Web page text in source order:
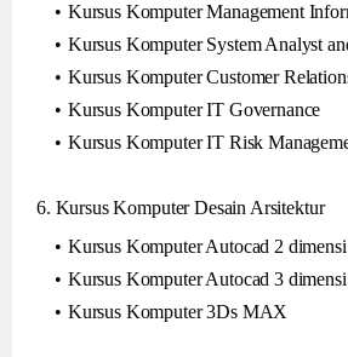
Kursus Komputer Management
Kursus Komputer System Analyst
Kursus Komputer Customer
Kursus Komputer IT Governance
Kursus Komputer IT Risk
6. Kursus Komputer Desain Arsitektur
Kursus Komputer Autocad 2 dimensi
Kursus Komputer Autocad 3 dimensi
Kursus Komputer 3Ds MAX